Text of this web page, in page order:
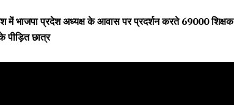
में भाजपा प्रदेश अध्यक्ष के आवास पर प्रदर्शन करते 69000 शिक्षक
पीड़ित छात्र